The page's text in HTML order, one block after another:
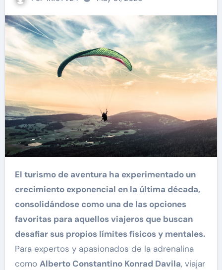
El turismo de aventura ha experimentado un
crecimiento exponencial en la última década,
consolidándose como una de las opciones
favoritas para aquellos viajeros que buscan
desafiar sus propios límites físicos y mentales.
Para expertos y apasionados de la adrenalina
como Alberto Constantino Konrad Davila, viajar